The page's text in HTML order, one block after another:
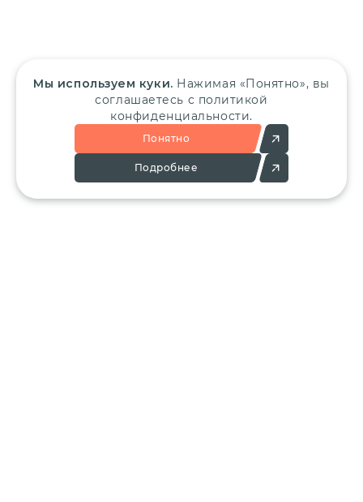
Мы используем куки. Нажимая «Понятно», вы
соглашаетесь с политикой
конфиденциальности.
Понятно
Подробнее